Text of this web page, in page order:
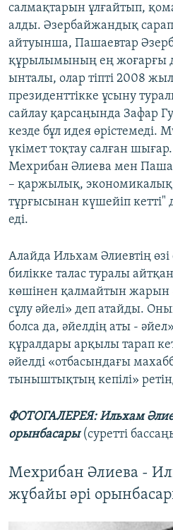
салмақтарын ұлғайтып,
алды. Әзербайжандық
айтуынша, Пашаевтар
құрылымының ең жоғарғы
ынталы, олар тіпті 2008
президенттікке ұсыну
сайлау қарсаңында Зафар
кезде бұл идея өрістемеді.
үкімет тоқтау салған шығар.
Мехрибан Әлиева мен
– қаржылық,
тұрғысынан күшейіп кетті"
еді.
Алайда Ильхам Әлиевтің
билікке талас туралы
көшінен қалмайтын
сұлу әйелі» деп атайды.
болса да, әйелдің аты -
құралдары арқылы тарап
әйелді «отбасындағы
тыныштықтың кепілі»
ФОТОГАЛЕРЕЯ: Ильхам
орынбасары (суретті
Мехрибан Әлиева -
жұбайы әрі